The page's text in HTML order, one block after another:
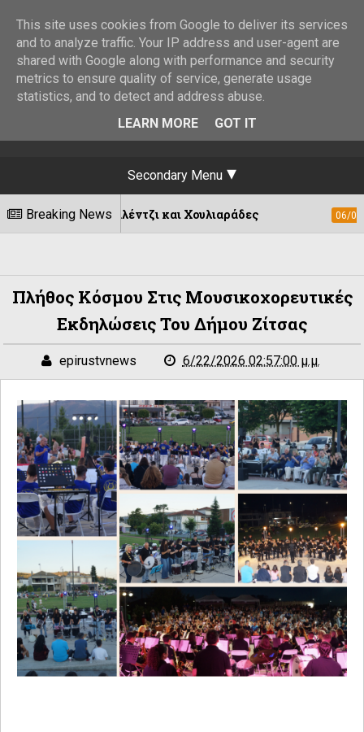
Secondary Menu
Breaking News
και Χουλιαράδες 06/08/2026
Πλήθος Κόσμου Στις Μουσικοχορευτικές
Εκδηλώσεις Του Δήμου Ζίτσας
epirustvnews 6/22/2026 02:57:00 μ.μ.
This site uses cookies from Google to deliver its services
and to analyze traffic. Your IP address and user-agent are
shared with Google along with performance and security
metrics to ensure quality of service, generate usage
statistics, and to detect and address abuse.
LEARN MORE
GOT IT